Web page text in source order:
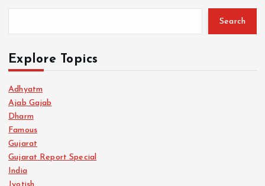
Search
Explore Topics
Adhyatm
Ajab Gajab
Dharm
Famous
Gujarat
Gujarat Report Special
India